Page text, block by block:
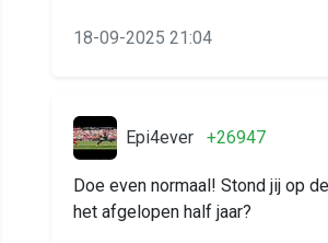
18-09-2025 21:04
Epi4ever +26947
Doe even normaal! Stond jij op
het afgelopen half jaar?